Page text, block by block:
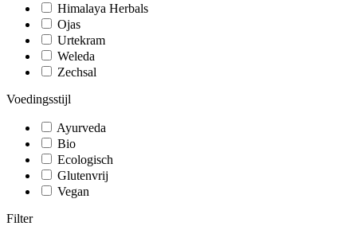
Himalaya Herbals
Ojas
Urtekram
Weleda
Zechsal
Voedingsstijl
Ayurveda
Bio
Ecologisch
Glutenvrij
Vegan
Filter